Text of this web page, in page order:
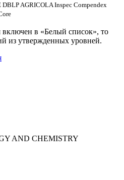
DBLP AGRICOLA Inspec Compendex
в «Белый список», то
из утвержденных уровней.
AND CHEMISTRY